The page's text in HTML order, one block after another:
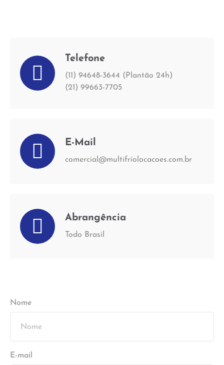
Telefone
(11) 94648-3644 (Plantão 24h)
(21) 99663-7705
E-Mail
comercial@multifriolocacoes.com.br
Abrangência
Todo Brasil
Nome
E-mail